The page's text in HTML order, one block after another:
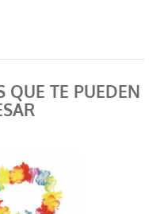
QUE TE PUEDEN